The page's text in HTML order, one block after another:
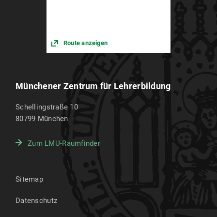
Route anzeigen
Münchener Zentrum für Lehrerbildung
Schellingstraße 10
80799 München
Zum LMU-Raumfinder
Sitemap
Datenschutz